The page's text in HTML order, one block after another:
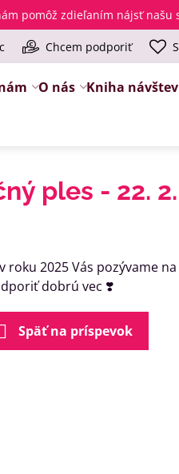
pomôž zdieľaním nájsť
Chcem podporiť
O nás Kniha návštev
ples - 22.
roku 2025 Vás pozývame
dobrú vec ❣️
Späť na príspevok